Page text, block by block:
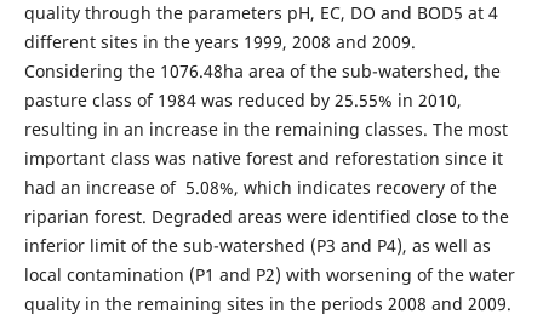
quality through the parameters pH, EC, DO and BOD5 at 4
different sites in the years 1999, 2008 and 2009.
Considering the 1076.48ha area of the sub-watershed, the
pasture class of 1984 was reduced by 25.55% in 2010,
resulting in an increase in the remaining classes. The most
important class was native forest and reforestation since it
had an increase of 5.08%, which indicates recovery of the
riparian forest. Degraded areas were identified close to the
inferior limit of the sub-watershed (P3 and P4), as well as
local contamination (P1 and P2) with worsening of the water
quality in the remaining sites in the periods 2008 and 2009.